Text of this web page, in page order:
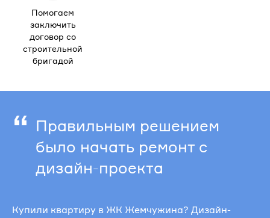
Помогаем
заключить
договор со
строительной
бригадой
“ Правильным решением
было начать ремонт с
дизайн-проекта
Купили квартиру в ЖК Жемчужина? Дизайн-